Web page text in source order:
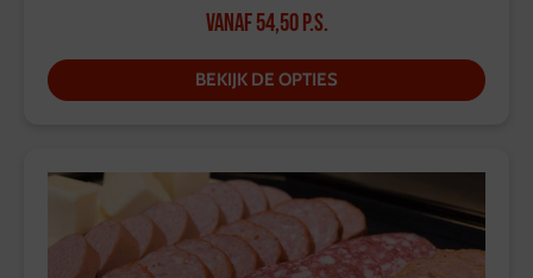
Vanaf54,50p.s.
BEKIJK DE OPTIES